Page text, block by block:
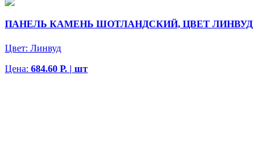
ПАНЕЛЬ КАМЕНЬ ШОТЛАНДСКИЙ, ЦВЕТ ЛИНВУД
Цвет: Линвуд
Цена: 684.60 Р. | шт